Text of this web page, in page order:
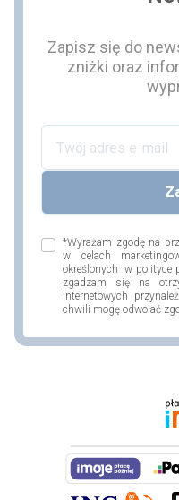
Zapisz się do
zniżki oraz
*Wyrażam zgodę na
w celach
określonych w polityce
zgadzam się na
internetowych
chwili mogę odwołać